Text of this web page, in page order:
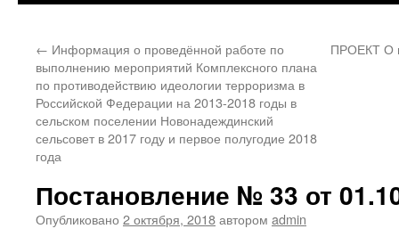
← Информация о проведённой работе по
выполнению мероприятий Комплексного плана
по противодействию идеологии терроризма в
Российской Федерации на 2013-2018 годы в
сельском поселении Новонадеждинский
сельсовет в 2017 году и первое полугодие 2018
года
ПРОЕКТ О
Постановление № 33 от
Опубликовано 2 октября, 2018автором admin